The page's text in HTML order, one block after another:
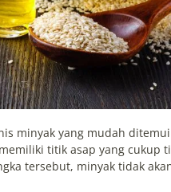
minyak yang mudah
titik asap yang cukup
tersebut, minyak tidak